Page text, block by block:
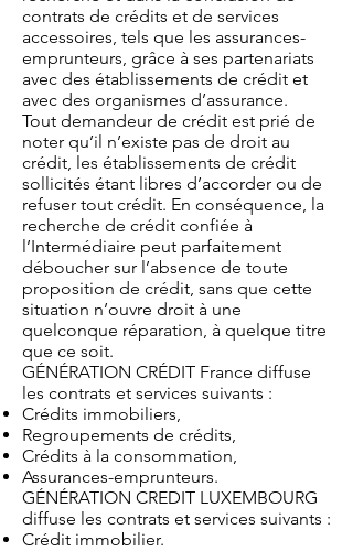
contrats de crédits et de services
accessoires, tels que les assurances-
emprunteurs, grâce à ses partenariats
avec des établissements de crédit et
avec des organismes d’assurance.
Tout demandeur de crédit est prié de
noter qu’il n’existe pas de droit au
crédit, les établissements de crédit
sollicités étant libres d’accorder ou de
refuser tout crédit. En conséquence, la
recherche de crédit confiée à
l’Intermédiaire peut parfaitement
déboucher sur l’absence de toute
proposition de crédit, sans que cette
situation n’ouvre droit à une
quelconque réparation, à quelque titre
que ce soit.
GÉNÉRATION CRÉDIT France diffuse
les contrats et services suivants :
Crédits immobiliers,
Regroupements de crédits,
Crédits à la consommation,
Assurances-emprunteurs.
GÉNÉRATION CREDIT LUXEMBOURG
diffuse les contrats et services suivants :
Crédit immobilier.